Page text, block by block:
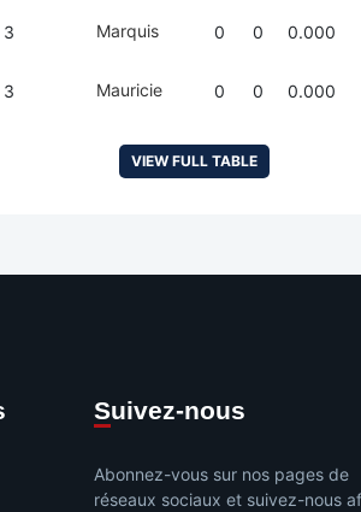
3 Marquis 0 0 0.000
3 Mauricie 0 0 0.000
VIEW FULL TABLE
Suivez-nous
Abonnez-vous sur nos pages de
réseaux sociaux et suivez-nous